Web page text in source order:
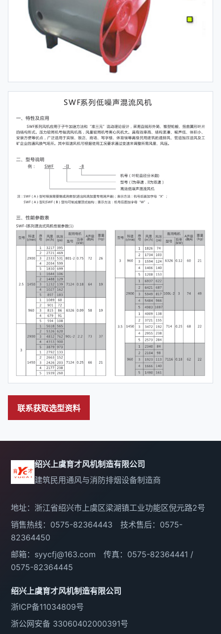
联系获取选型资料
绍兴上虞育才风机制造有限公司
建筑民用通风与消防排烟设备制造商
地址：浙江省绍兴市上虞区梁湖镇工业功能区倪元路2号
销售热线：0575-82364443 技术售后：0575-
82364450
邮箱：syycfj@163.com 传真：0575-82364441 /
0575-82364445
绍兴上虞育才风机制造有限公司
浙ICP备11034809号
浙公网安备 33060402000391号